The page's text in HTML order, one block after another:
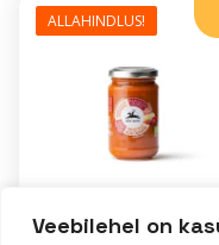
Veebilehel on
ALLAHINDLUS!
Alce Nero mahe